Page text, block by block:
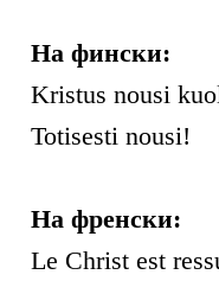
На фински:
Kristus nousi
Totisesti nousi!
На френски:
Le Christ est